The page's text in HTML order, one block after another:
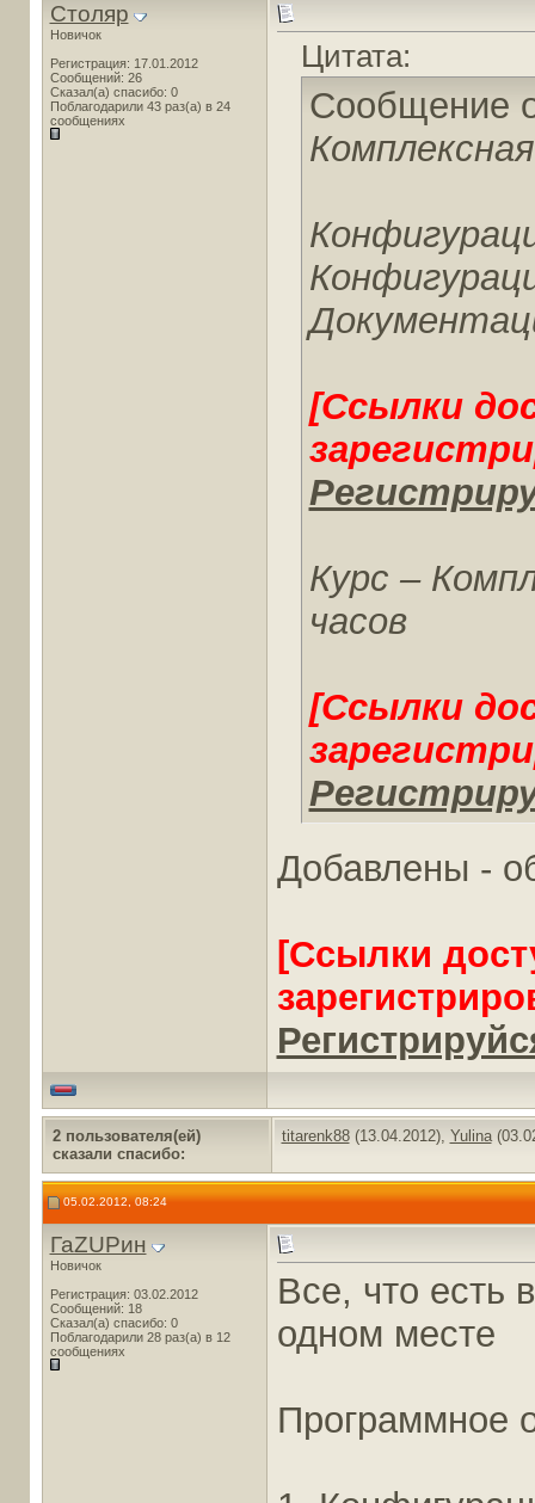
Столяр
Новичок
Регистрация: 17.01.2012
Сообщений: 26
Сказал(а) спасибо: 0
Поблагодарили 43 раз(а) в 24
сообщениях
Цитата:
Сообщение
[Ссылки
Курс –
часов
[Ссылки
Добавлены -
[Ссылки
2 пользователя(ей)
сказали cпасибо:
titarenk88(13.04.2012), Yulina
05.02.2012, 08:24
ГаZUPин
Новичок
Регистрация: 03.02.2012
Сообщений: 18
Сказал(а) спасибо: 0
Поблагодарили 28 раз(а) в 12
сообщениях
Все, что есть
одном месте
Программное